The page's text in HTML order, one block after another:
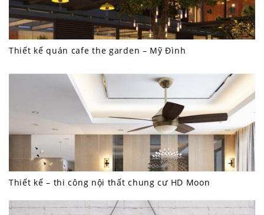
Thiết kế quán cafe the garden – Mỹ Đình
Thiết kế – thi công nội thất chung cư HD Moon